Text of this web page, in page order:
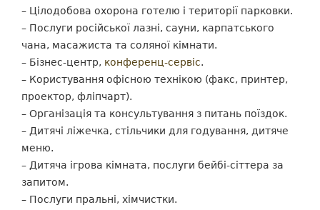
– Цілодобова охорона готелю і території парковки.
– Послуги російської лазні, сауни, карпатського
чана, масажиста та соляної кімнати.
– Бізнес-центр, конференц-сервіс.
– Користування офісною технікою (факс, принтер,
проектор, фліпчарт).
– Організація та консультування з питань поїздок.
– Дитячі ліжечка, стільчики для годування, дитяче
меню.
– Дитяча ігрова кімната, послуги бейбі-сіттера за
запитом.
– Послуги пральні, хімчистки.